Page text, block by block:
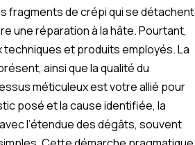
fragments de crépi qui se détachent
une réparation à la hâte. Pourtant,
techniques et produits employés. La
ainsi que la qualité du
méticuleux est votre allié pour
posé et la cause identifiée, la
l’étendue des dégâts, souvent